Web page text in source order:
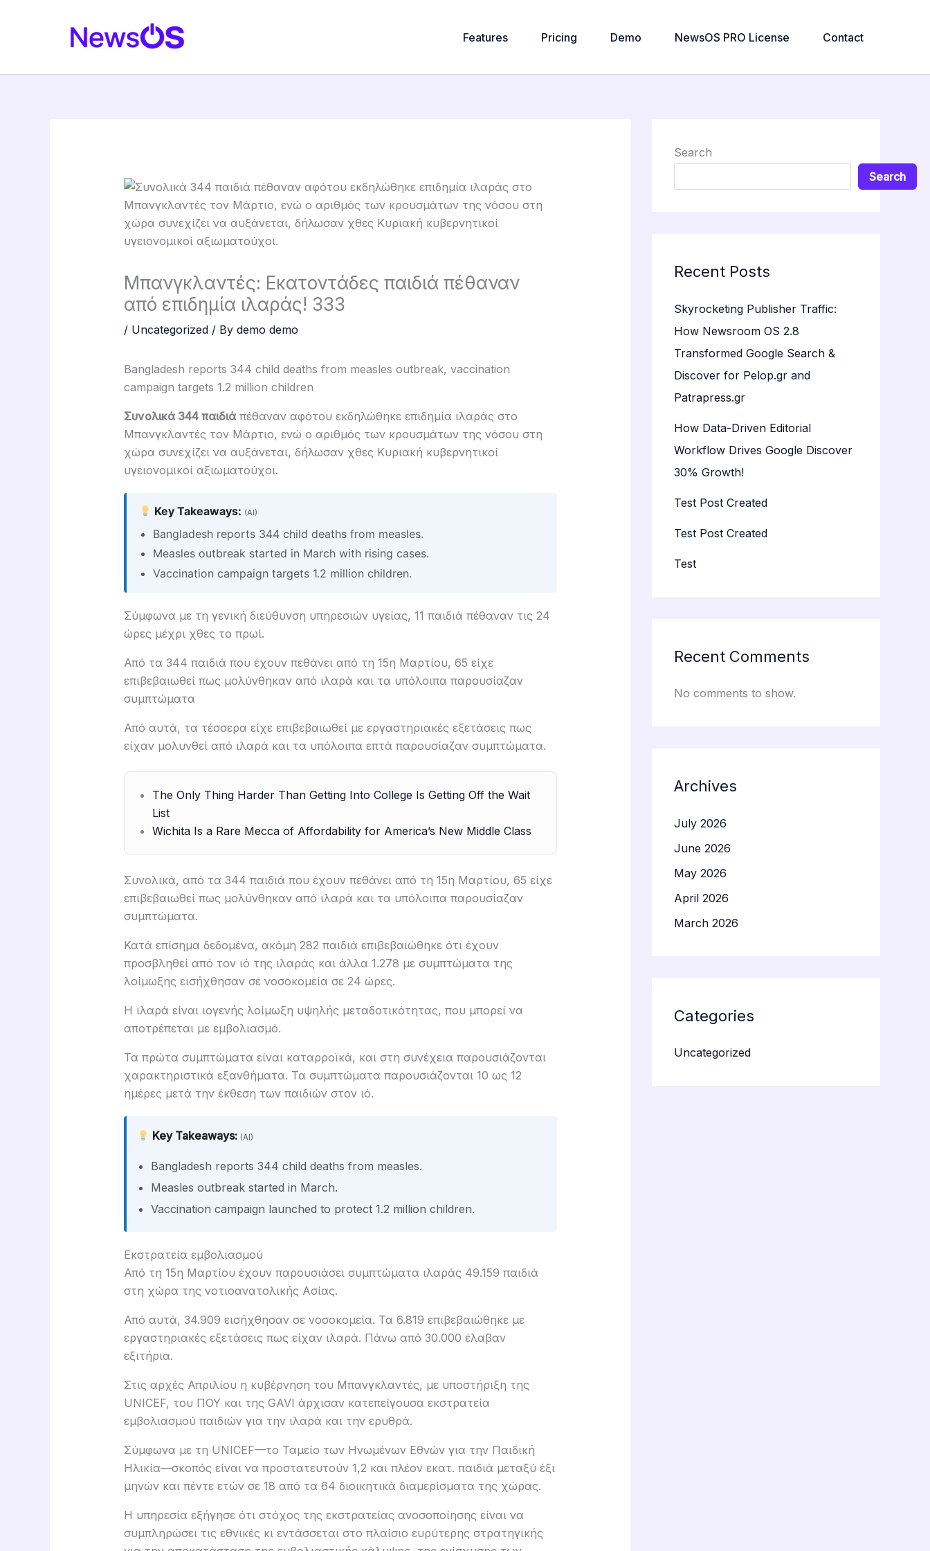
Features Pricing Demo NewsOS PRO License Contact
Μπανγκλαντές: Εκατοντάδες παιδιά πέθαναν
από επιδημία ιλαράς! 333
/ Uncategorized/ By demo demo
Bangladesh reports 344 child deaths from measles outbreak, vaccination
campaign targets 1.2 million children
Συνολικά 344 παιδιάπέθαναν αφότου εκδηλώθηκε επιδημία ιλαράς στο
Μπανγκλαντές τον Μάρτιο, ενώ ο αριθμός των κρουσμάτων της νόσου στη
χώρα συνεχίζει να αυξάνεται, δήλωσαν χθες Κυριακή κυβερνητικοί
υγειονομικοί αξιωματούχοι.
Key Takeaways: (AI)
Bangladesh reports 344 child deaths from measles.
Measles outbreak started in March with rising cases.
Vaccination campaign targets 1.2 million children.
Σύμφωνα με τη γενική διεύθυνση υπηρεσιών υγείας, 11 παιδιά πέθαναν τις 24
ώρες μέχρι χθες το πρωί.
Από τα 344 παιδιά που έχουν πεθάνει από τη 15η Μαρτίου, 65 είχε
επιβεβαιωθεί πως μολύνθηκαν από ιλαρά και τα υπόλοιπα παρουσίαζαν
συμπτώματα
Από αυτά, τα τέσσερα είχε επιβεβαιωθεί με εργαστηριακές εξετάσεις πως
είχαν μολυνθεί από ιλαρά και τα υπόλοιπα επτά παρουσίαζαν συμπτώματα.
The Only Thing Harder Than Getting Into College Is Getting Off the Wait
List
Wichita Is a Rare Mecca of Affordability for America’s New Middle Class
Συνολικά, από τα 344 παιδιά που έχουν πεθάνει από τη 15η Μαρτίου, 65 είχε
επιβεβαιωθεί πως μολύνθηκαν από ιλαρά και τα υπόλοιπα παρουσίαζαν
συμπτώματα.
Κατά επίσημα δεδομένα, ακόμη 282 παιδιά επιβεβαιώθηκε ότι έχουν
προσβληθεί από τον ιό της ιλαράς και άλλα 1.278 με συμπτώματα της
λοίμωξης εισήχθησαν σε νοσοκομεία σε 24 ώρες.
Η ιλαρά είναι ιογενής λοίμωξη υψηλής μεταδοτικότητας, που μπορεί να
αποτρέπεται με εμβολιασμό.
Τα πρώτα συμπτώματα είναι καταρροϊκά, και στη συνέχεια παρουσιάζονται
χαρακτηριστικά εξανθήματα. Τα συμπτώματα παρουσιάζονται 10 ως 12
ημέρες μετά την έκθεση των παιδιών στον ιό.
Key Takeaways: (AI)
Bangladesh reports 344 child deaths from measles.
Measles outbreak started in March.
Vaccination campaign launched to protect 1.2 million children.
Εκστρατεία εμβολιασμού
Από τη 15η Μαρτίου έχουν παρουσιάσει συμπτώματα ιλαράς 49.159 παιδιά
στη χώρα της νοτιοανατολικής Ασίας.
Από αυτά, 34.909 εισήχθησαν σε νοσοκομεία. Τα 6.819 επιβεβαιώθηκε με
εργαστηριακές εξετάσεις πως είχαν ιλαρά. Πάνω από 30.000 έλαβαν
εξιτήρια.
Στις αρχές Απριλίου η κυβέρνηση του Μπανγκλαντές, με υποστήριξη της
UNICEF, του ΠΟΥ και της GAVI άρχισαν κατεπείγουσα εκστρατεία
εμβολιασμού παιδιών για την ιλαρά και την ερυθρά.
Σύμφωνα με τη UNICEF—το Ταμείο των Ηνωμένων Εθνών για την Παιδική
Ηλικία—σκοπός είναι να προστατευτούν 1,2 και πλέον εκατ. παιδιά μεταξύ έξι
μηνών και πέντε ετών σε 18 από τα 64 διοικητικά διαμερίσματα της χώρας.
Η υπηρεσία εξήγησε ότι στόχος της εκστρατείας ανοσοποίησης είναι να
συμπληρώσει τις εθνικές κι εντάσσεται στο πλαίσιο ευρύτερης στρατηγικής
Search
Search
Recent Posts
Skyrocketing Publisher Traffic:
How Newsroom OS 2.8
Transformed Google Search &
Discover for Pelop.gr and
Patrapress.gr
How Data-Driven Editorial
Workflow Drives Google Discover
30% Growth!
Test Post Created
Test Post Created
Test
Recent Comments
No comments to show.
Archives
July 2026
June 2026
May 2026
April 2026
March 2026
Categories
Uncategorized